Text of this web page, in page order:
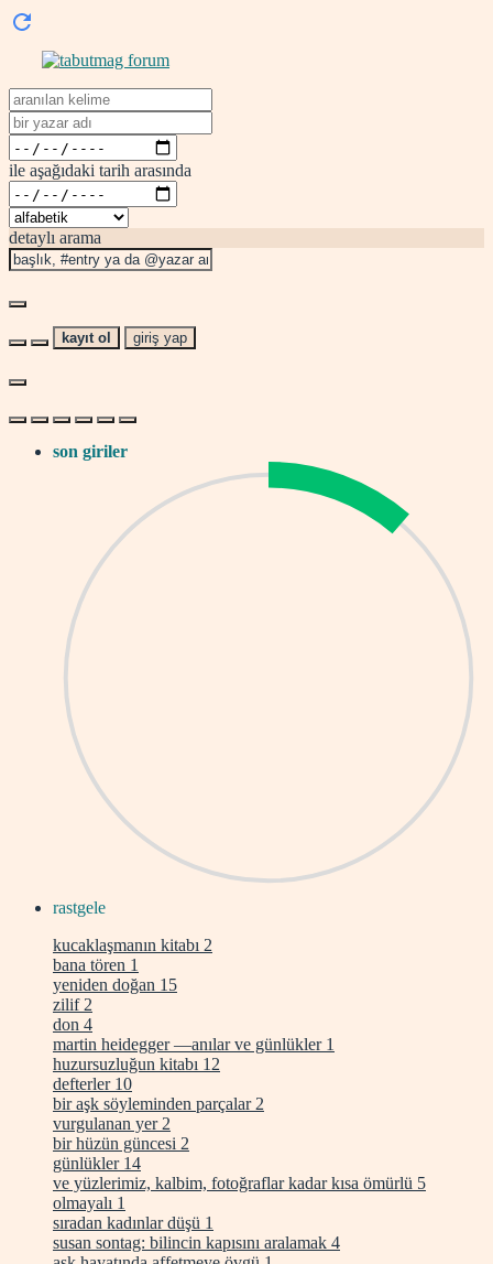
ile aşağıdaki tarih arasında
detaylı arama
kayıt ol giriş yap
son giriler
rastgele
kucaklaşmanın kitabı 2
bana tören 1
yeniden doğan 15
zilif 2
don 4
martin heidegger —anılar ve günlükler 1
huzursuzluğun kitabı 12
defterler 10
bir aşk söyleminden parçalar 2
vurgulanan yer 2
bir hüzün güncesi 2
günlükler 14
ve yüzlerimiz, kalbim, fotoğraflar kadar kısa ömürlü 5
olmayalı 1
sıradan kadınlar düşü 1
susan sontag: bilincin kapısını aralamak 4